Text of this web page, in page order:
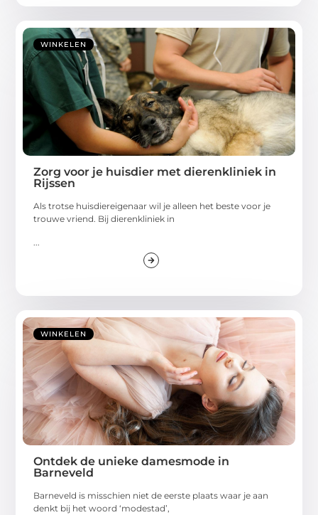
WINKELEN
Zorg voor je huisdier met dierenkliniek in
Rijssen
Als trotse huisdiereigenaar wil je alleen het beste voor je
trouwe vriend. Bij dierenkliniek in
WINKELEN
Ontdek de unieke damesmode in
Barneveld
Barneveld is misschien niet de eerste plaats waar je aan
denkt bij het woord ‘modestad’,